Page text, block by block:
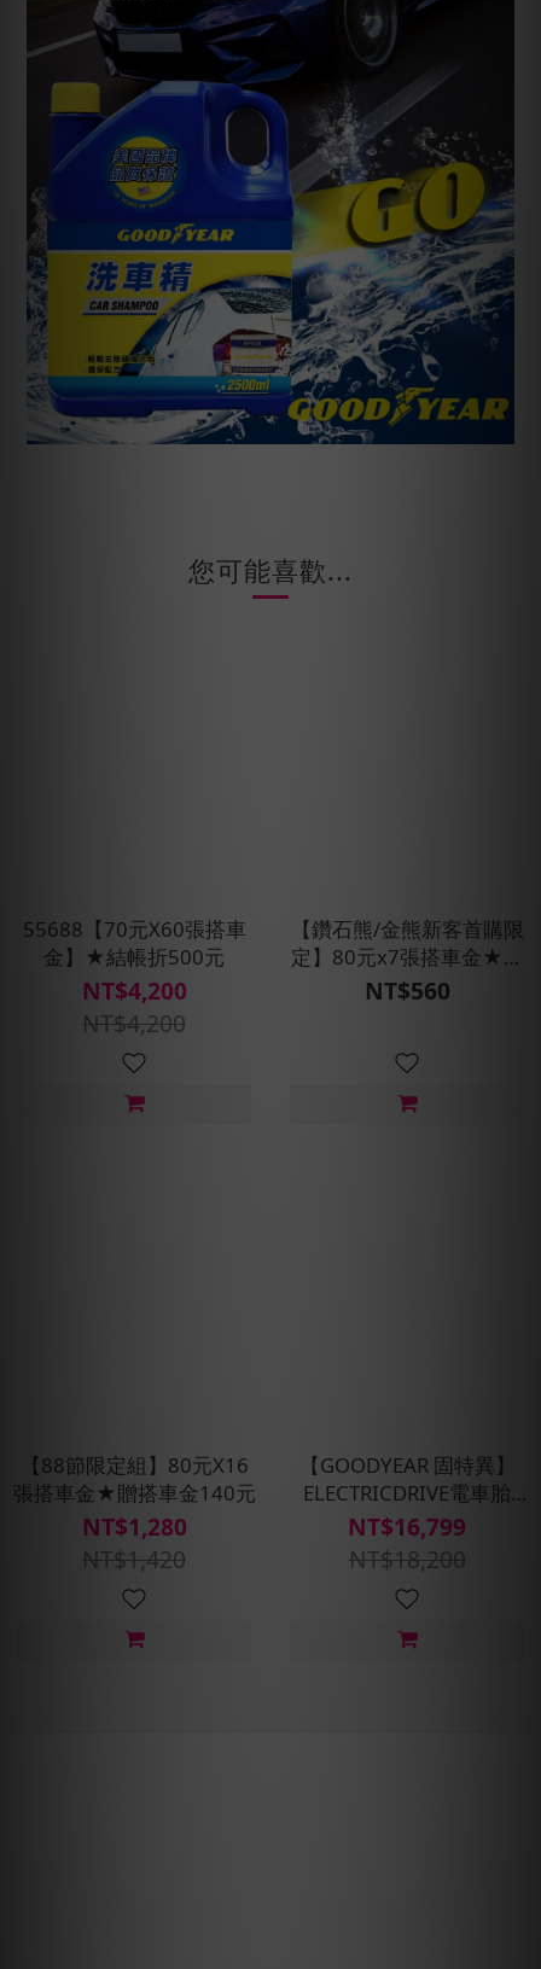
您可能喜歡...
55688【70元X60張搭車
金】★結帳折500元
NT$4,200
NT$4,200
【鑽石熊/金熊新客首購限
定】80元x7張搭車金★現
折100元
NT$560
【88節限定組】80元X16
張搭車金★贈搭車金140元
NT$1,280
NT$1,420
【GOODYEAR 固特異】
ELECTRICDRIVE電車胎
235/45/R18 98Y XL 四入
組(含安裝/定位平衡)
NT$16,799
NT$18,200